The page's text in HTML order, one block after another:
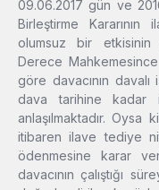
09.06.2017 gün ve
Birleştirme
olumsuz bir etkisinin
Derece
göre davacının davalı
dava tarihine kadar
anlaşılmaktadır. Oysa
itibaren ilave tediye
ödenmesine karar
davacının çalıştığı